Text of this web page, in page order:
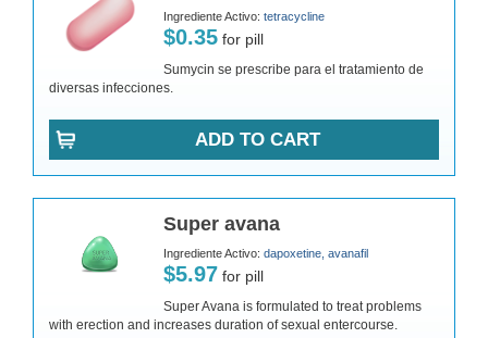
Ingrediente Activo: tetracycline
$0.35 for pill
Sumycin se prescribe para el tratamiento de
diversas infecciones.
ADD TO CART
Super avana
Ingrediente Activo: dapoxetine, avanafil
$5.97 for pill
Super Avana is formulated to treat problems
with erection and increases duration of sexual entercourse.